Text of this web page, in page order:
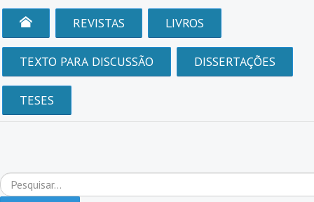
REVISTAS LIVROS
TEXTO PARA DISCUSSÃO DISSERTAÇÕES
TESES
Pesquisar...